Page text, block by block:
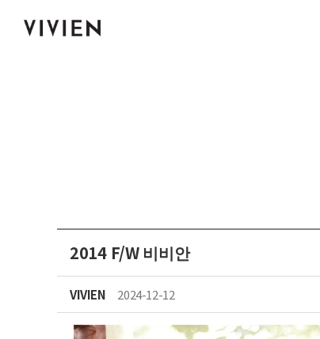
2014 F/W 비비안
VIVIEN 2024-12-12